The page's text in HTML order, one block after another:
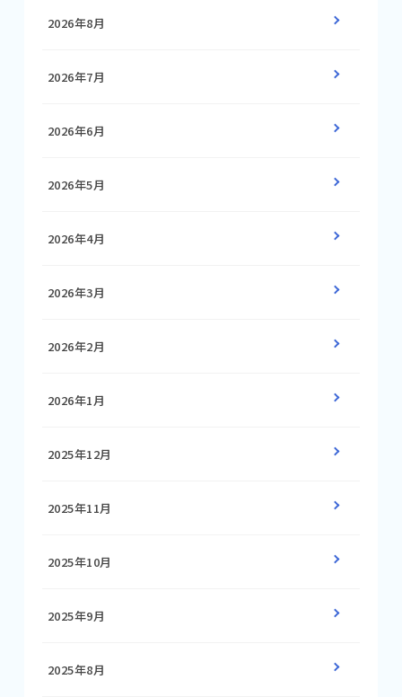
2026年8月
2026年7月
2026年6月
2026年5月
2026年4月
2026年3月
2026年2月
2026年1月
2025年12月
2025年11月
2025年10月
2025年9月
2025年8月